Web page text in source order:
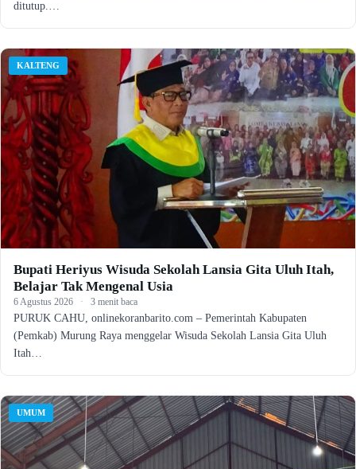
ditutup.…
KALTENG
Bupati Heriyus Wisuda Sekolah Lansia Gita Uluh Itah,
Belajar Tak Mengenal Usia
6 Agustus 2026 · 3 menit baca
PURUK CAHU, onlinekoranbarito.com – Pemerintah Kabupaten
(Pemkab) Murung Raya menggelar Wisuda Sekolah Lansia Gita Uluh
Itah…
UMUM